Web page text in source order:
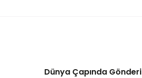
Dünya Çapında Gönderi